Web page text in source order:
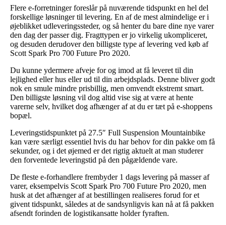
Flere e-forretninger foreslår på nuværende tidspunkt en hel del
forskellige løsninger til levering. En af de mest almindelige er i
øjeblikket udleveringssteder, og så henter du bare dine nye varer
den dag der passer dig. Fragttypen er jo virkelig ukompliceret,
og desuden derudover den billigste type af levering ved køb af
Scott Spark Pro 700 Future Pro 2020.
Du kunne ydermere afveje for og imod at få leveret til din
lejlighed eller hus eller ud til din arbejdsplads. Denne bliver godt
nok en smule mindre prisbillig, men omvendt ekstremt smart.
Den billigste løsning vil dog altid vise sig at være at hente
varerne selv, hvilket dog afhænger af at du er tæt på e-shoppens
bopæl.
Leveringstidspunktet på 27.5″ Full Suspension Mountainbike
kan være særligt essentiel hvis du har behov for din pakke om få
sekunder, og i det øjemed er det rigtig aktuelt at man studerer
den forventede leveringstid på den pågældende vare.
De fleste e-forhandlere frembyder 1 dags levering på masser af
varer, eksempelvis Scott Spark Pro 700 Future Pro 2020, men
husk at det afhænger af at bestillingen realiseres forud for et
givent tidspunkt, således at de sandsynligvis kan nå at få pakken
afsendt forinden de logistikansatte holder fyraften.